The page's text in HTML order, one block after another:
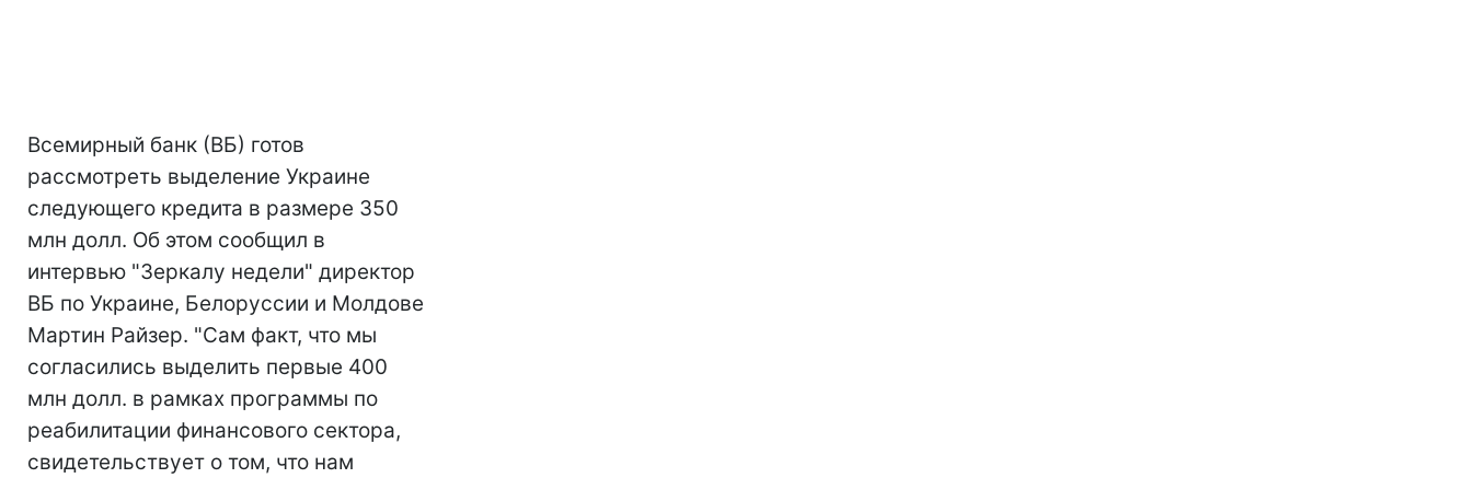
Всемирный банк (ВБ) готов
рассмотреть выделение Украине
следующего кредита в размере 350
млн долл. Об этом сообщил в
интервью "Зеркалу недели" директор
ВБ по Украине, Белоруссии и Молдове
Мартин Райзер. "Сам факт, что мы
согласились выделить первые 400
млн долл. в рамках программы по
реабилитации финансового сектора,
свидетельствует о том, что нам